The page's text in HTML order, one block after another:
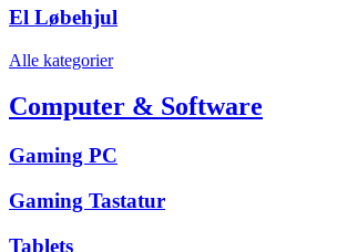
El Løbehjul
Alle kategorier
Computer & Software
Gaming PC
Gaming Tastatur
Tablets